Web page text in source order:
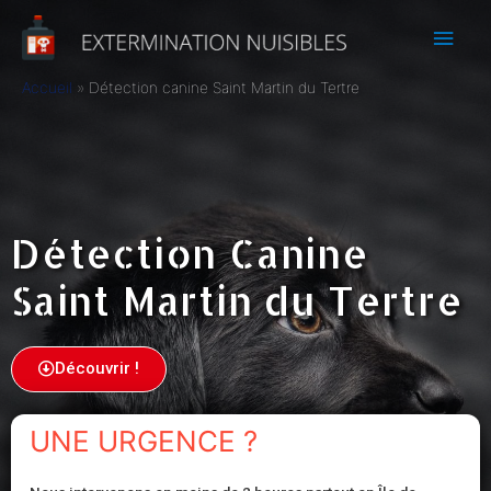
Accueil Détection canine Saint Martin du Tertre
Détection Canine
Saint Martin du Tertre
Découvrir !
UNE URGENCE ?